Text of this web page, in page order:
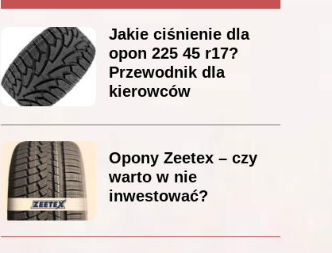
Jakie ciśnienie dla
opon 225 45 r17?
Przewodnik dla
kierowców
Opony Zeetex – czy
warto w nie
inwestować?